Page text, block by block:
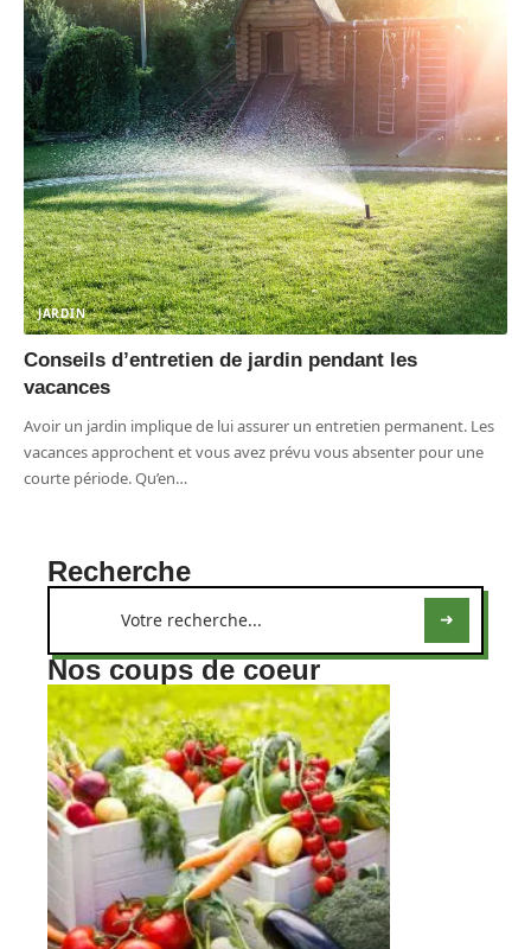
JARDIN
Conseils d’entretien de jardin pendant les
vacances
Avoir un jardin implique de lui assurer un entretien permanent. Les
vacances approchent et vous avez prévu vous absenter pour une
courte période. Qu’en…
Recherche
Nos coups de coeur